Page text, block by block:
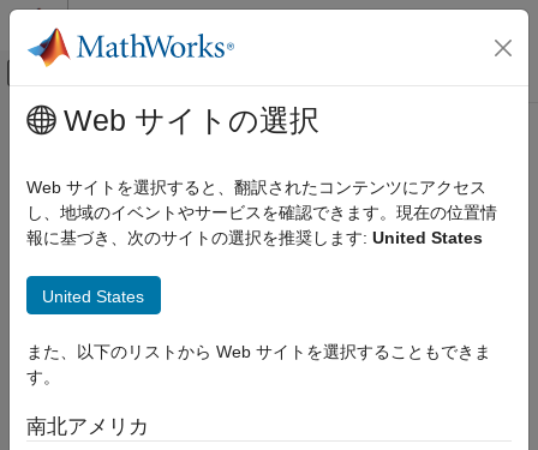
コンテンツへスキップ
オフキャンバス ナビゲーション メ
ドキュメンテーションのホーム
Embedded Coder
コードとツールのカスタマイズ
項目一覧
構文
例
メインコンテンツ
getLinkFlags
ビルド情報からリンク オプションを取得
構文
getLinkFlags(buildinfo,includeGroups,excludeGroups)
説明
options =
Web サイトの選択
Web サイトを選択すると、翻訳されたコンテンツにアクセス
し、地域のイベントやサービスを確認できます。現在の位置情
報に基づき、次のサイトの選択を推奨します: United States
United States
また、以下のリストから Web サイトを選択することもできま
す。
南北アメリカ